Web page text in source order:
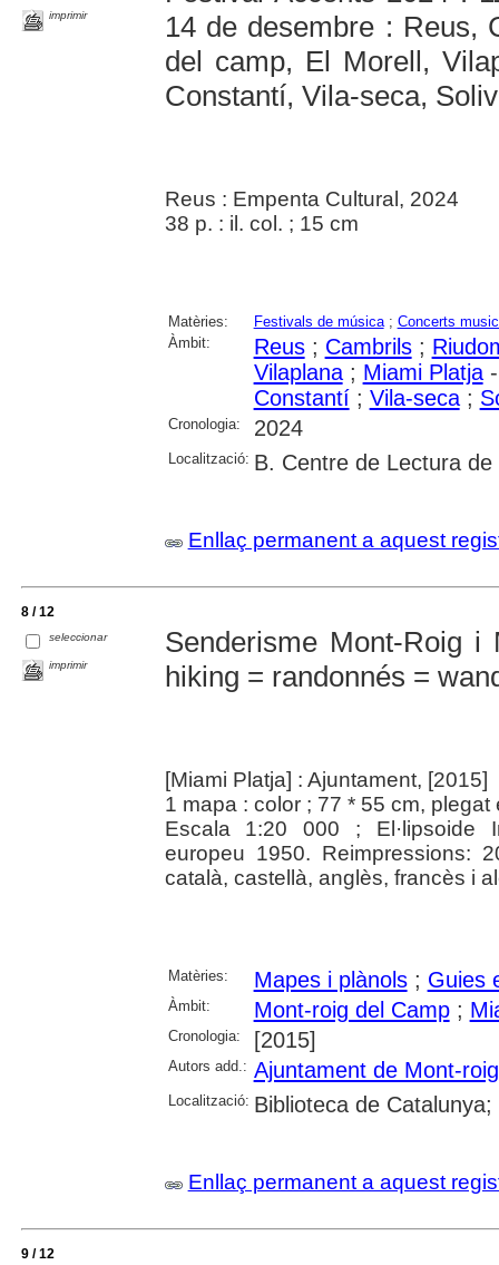
imprimir
14 de desembre : Reus,
del camp, El Morell,
Constantí, Vila-seca,
Reus : Empenta Cultural, 2024
38 p. : il. col. ; 15 cm
Matèries: Festivals de música; Concerts
Àmbit:
Reus; Cambrils;
Vilaplana; Miami Platja-
Constantí; Vila-seca;
Cronologia: 2024
Localització: B. Centre de Lectura de
Enllaç permanent a aquest
8 / 12
seleccionar
imprimir
Senderisme Mont-Roig
hiking = randonnés =
[Miami Platja] : Ajuntament, [2015]
1 mapa : color ; 77 * 55 cm, plegat
Escala 1:20 000 ; El·lipsoide
europeu 1950. Reimpressions:
català, castellà, anglès, francès i
Matèries: Mapes i plànols; Guies
Àmbit: Mont-roig del Camp;
Cronologia: [2015]
Autors add.: Ajuntament de Mont-
Localització: Biblioteca de
Enllaç permanent a aquest
9 / 12